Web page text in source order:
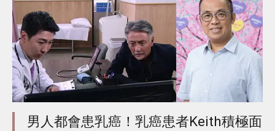
男人都會患乳癌！乳癌患者Keith積極面